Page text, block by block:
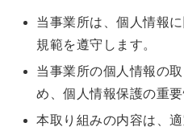
当事業所は、個人情報
規範を遵守します。
当事業所の個人情報の
め、個人情報保護の重
本取り組みの内容は、